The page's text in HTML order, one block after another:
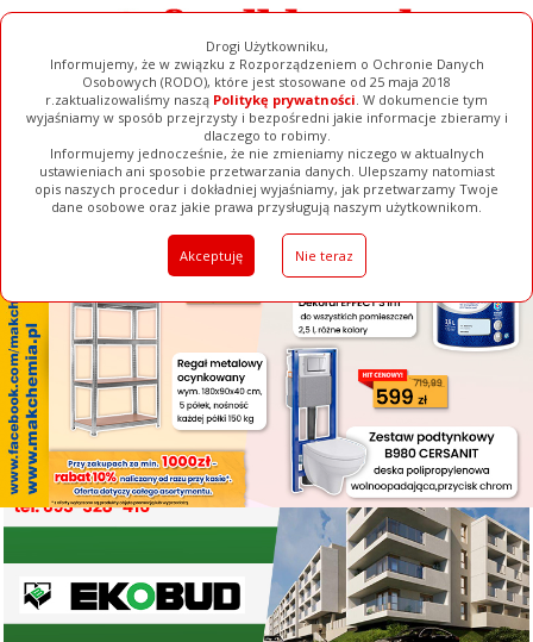
Drogi Użytkowniku,
Informujemy, że w związku z Rozporządzeniem o Ochronie Danych
Osobowych (RODO), które jest stosowane od 25 maja 2018
r.zaktualizowaliśmy naszą Politykę prywatności. W dokumencie tym
wyjaśniamy w sposób przejrzysty i bezpośredni jakie informacje zbieramy i
dlaczego to robimy.
Informujemy jednocześnie, że nie zmieniamy niczego w aktualnych
ustawieniach ani sposobie przetwarzania danych. Ulepszamy natomiast
opis naszych procedur i dokładniej wyjaśniamy, jak przetwarzamy Twoje
dane osobowe oraz jakie prawa przysługują naszym użytkownikom.
Akceptuję Nie teraz
[ ZAMKNIJ ]
Ogłoszenia Filmy Galerie Baza Firm Pełna Wersja